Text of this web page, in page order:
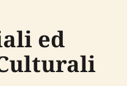
ed